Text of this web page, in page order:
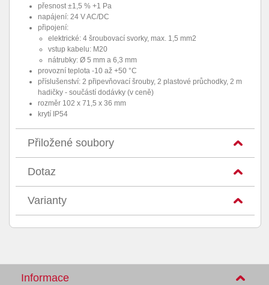
přesnost ±1,5 % +1 Pa
napájení: 24 V AC/DC
připojení:
elektrické: 4 šroubovací svorky, max. 1,5 mm2
vstup kabelu: M20
nátrubky: Ø 5 mm a 6,3 mm
provozní teplota -10 až +50 °C
příslušenství: 2 připevňovací šrouby, 2 plastové průchodky, 2 m
hadičky - součástí dodávky (v ceně)
rozměr 102 x 71,5 x 36 mm
krytí IP54
Přiložené soubory
Dotaz
Varianty
Informace